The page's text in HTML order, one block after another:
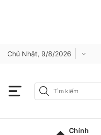
Chủ Nhật, 9/8/2026
Chính